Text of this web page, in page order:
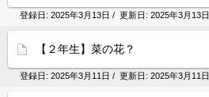
登録日: 2025年3月13日 / 更新日: 2025年3月13日
【２年生】菜の花？
登録日: 2025年3月11日 / 更新日: 2025年3月11日